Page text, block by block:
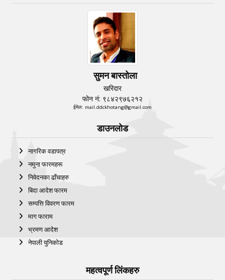
सुमन बास्तोला
खरिदार
फोन नं: ९८४२९७६२१२
ईमेल: mail.ddckhotang@gmail.com
डाउनलोड
नागरिक वडापत्र
नमुना फारमहरू
निवेदनका ढाँचाहरु
बिदा आदेश फारम
सम्पत्ति विवरण फारम
माग फाराम
भ्रमण आदेश
नेपाली युनिकोड
महत्वपूर्ण लिंकहरु